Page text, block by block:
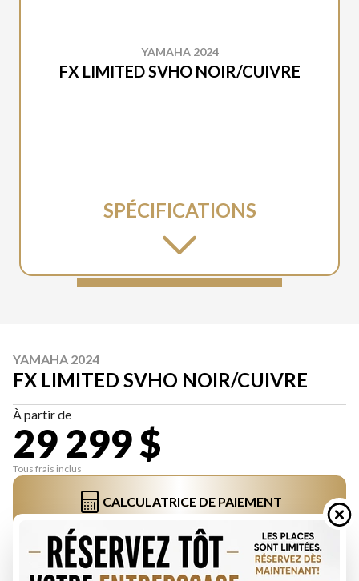
YAMAHA 2024
FX LIMITED SVHO NOIR/CUIVRE
SPÉCIFICATIONS
YAMAHA 2024
FX LIMITED SVHO NOIR/CUIVRE
À partir de
29 299 $
Tous frais inclus
CALCULATRICE DE PAIEMENT